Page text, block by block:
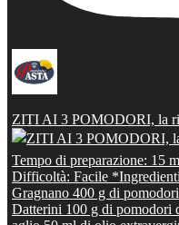
ZITI AI 3 POMODORI, la